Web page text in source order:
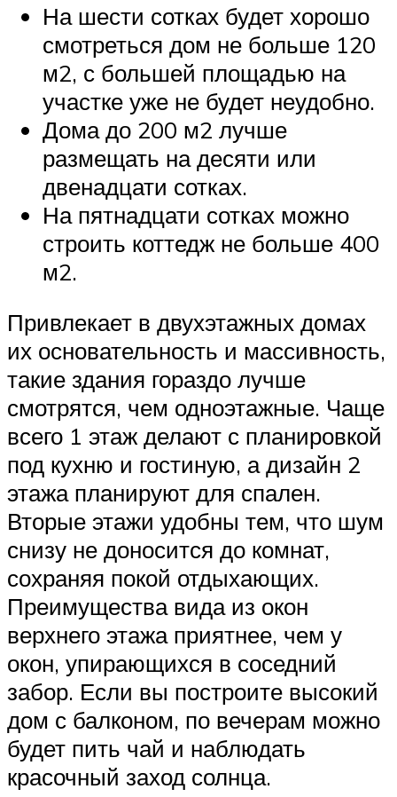
На шести сотках будет хорошо
смотреться дом не больше 120
м2, с большей площадью на
участке уже не будет неудобно.
Дома до 200 м2 лучше
размещать на десяти или
двенадцати сотках.
На пятнадцати сотках можно
строить коттедж не больше 400
м2.
Привлекает в двухэтажных домах
их основательность и массивность,
такие здания гораздо лучше
смотрятся, чем одноэтажные. Чаще
всего 1 этаж делают с планировкой
под кухню и гостиную, а дизайн 2
этажа планируют для спален.
Вторые этажи удобны тем, что шум
снизу не доносится до комнат,
сохраняя покой отдыхающих.
Преимущества вида из окон
верхнего этажа приятнее, чем у
окон, упирающихся в соседний
забор. Если вы построите высокий
дом с балконом, по вечерам можно
будет пить чай и наблюдать
красочный заход солнца.